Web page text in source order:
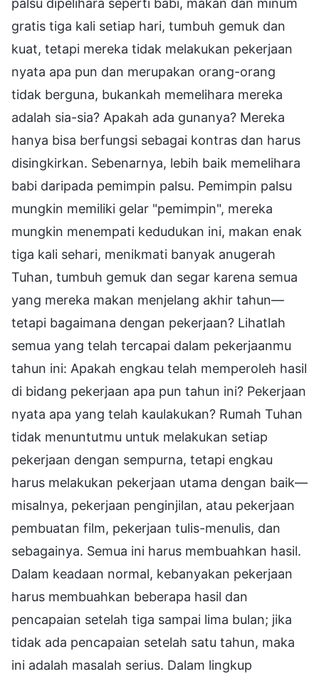
gratis tiga kali setiap hari, tumbuh gemuk dan
kuat, tetapi mereka tidak melakukan pekerjaan
nyata apa pun dan merupakan orang-orang
tidak berguna, bukankah memelihara mereka
adalah sia-sia? Apakah ada gunanya? Mereka
hanya bisa berfungsi sebagai kontras dan harus
disingkirkan. Sebenarnya, lebih baik memelihara
babi daripada pemimpin palsu. Pemimpin palsu
mungkin memiliki gelar "pemimpin", mereka
mungkin menempati kedudukan ini, makan enak
tiga kali sehari, menikmati banyak anugerah
Tuhan, tumbuh gemuk dan segar karena semua
yang mereka makan menjelang akhir tahun—
tetapi bagaimana dengan pekerjaan? Lihatlah
semua yang telah tercapai dalam pekerjaanmu
tahun ini: Apakah engkau telah memperoleh hasil
di bidang pekerjaan apa pun tahun ini? Pekerjaan
nyata apa yang telah kaulakukan? Rumah Tuhan
tidak menuntutmu untuk melakukan setiap
pekerjaan dengan sempurna, tetapi engkau
harus melakukan pekerjaan utama dengan baik—
misalnya, pekerjaan penginjilan, atau pekerjaan
pembuatan film, pekerjaan tulis-menulis, dan
sebagainya. Semua ini harus membuahkan hasil.
Dalam keadaan normal, kebanyakan pekerjaan
harus membuahkan beberapa hasil dan
pencapaian setelah tiga sampai lima bulan; jika
tidak ada pencapaian setelah satu tahun, maka
ini adalah masalah serius. Dalam lingkup